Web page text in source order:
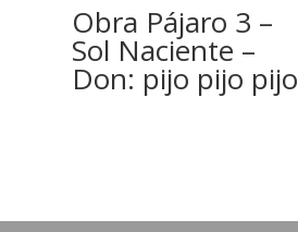
Obra Pájaro 3 –
Sol Naciente –
Don: pijo pijo pijo